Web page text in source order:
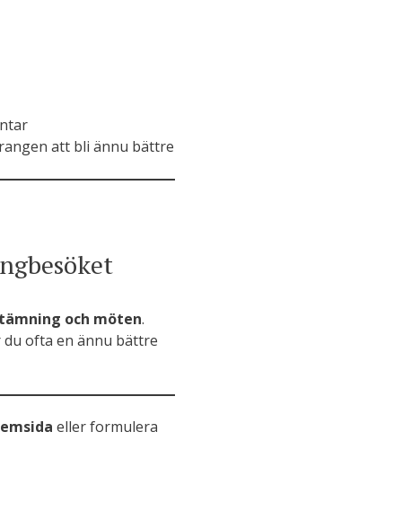
att bli ännu bättre
och möten.
du ofta en ännu bättre
eller formulera